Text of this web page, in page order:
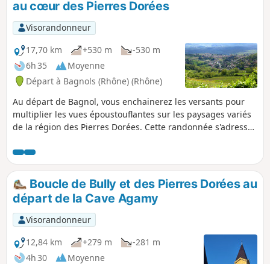
au cœur des Pierres Dorées
Visorandonneur
17,70 km
+530 m
-530 m
6h 35
Moyenne
Départ à Bagnols (Rhône) (Rhône)
Au départ de Bagnol, vous enchainerez les versants pour
multiplier les vues époustouflantes sur les paysages variés
de la région des Pierres Dorées. Cette randonnée s'adresse
des panoramas reposants. La difficulté se classe de
moyenne à légèrement difficile, compte tenu des multiples
ascensions et descentes. Les points de passage sont
relativement espacés : bien lire la totalité du paragraphe
avant de continuer. Attention les noms des points de
passage ne sont pas repris dans la description.
Boucle de Bully et des Pierres Dorées au
départ de la Cave Agamy
Visorandonneur
12,84 km
+279 m
-281 m
4h 30
Moyenne